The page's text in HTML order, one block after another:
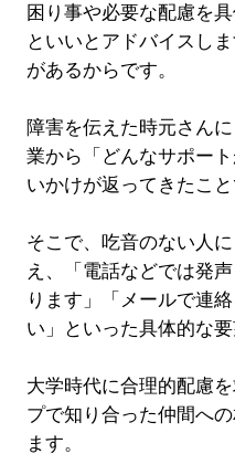
困り事や必要な配慮を
といいとアドバイスし
があるからです。
障害を伝えた時元さん
業から「どんなサポー
いかけが返ってきたこと
そこで、吃音のない人
え、「電話などでは発
ります」「メールで連
い」といった具体的な要
大学時代に合理的配慮
プで知り合った仲間へ
ます。